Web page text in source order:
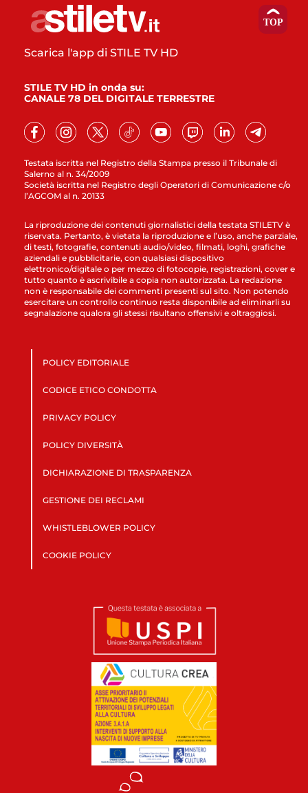
Testata iscritta nel Registro della Stampa presso il Tribunale di
Salerno al n. 34/2009
Società iscritta nel Registro degli Operatori di Comunicazione c/o
l’AGCOM al n. 20133
Scarica l'app di STILE TV HD
STILE TV HD in onda su:
CANALE 78 DEL DIGITALE TERRESTRE
La riproduzione dei contenuti giornalistici della testata STILETV è
riservata. Pertanto, è vietata la riproduzione e l’uso, anche parziale,
di testi, fotografie, contenuti audio/video, filmati, loghi, grafiche
aziendali e pubblicitarie, con qualsiasi dispositivo
elettronico/digitale o per mezzo di fotocopie, registrazioni, cover e
tutto quanto è ascrivibile a copia non autorizzata. La redazione
non è responsabile dei commenti presenti sul sito. Non potendo
esercitare un controllo continuo resta disponibile ad eliminarli su
segnalazione qualora gli stessi risultano offensivi e oltraggiosi.
POLICY EDITORIALE
CODICE ETICO CONDOTTA
PRIVACY POLICY
POLICY DIVERSITÀ
DICHIARAZIONE DI TRASPARENZA
GESTIONE DEI RECLAMI
WHISTLEBLOWER POLICY
COOKIE POLICY